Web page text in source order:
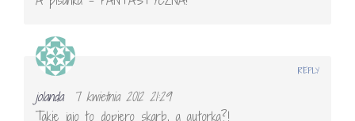
jolanda
7 kwietnia 2012 21:29
Takie jajo to dopiero skarb, a autorka?!
REPLY